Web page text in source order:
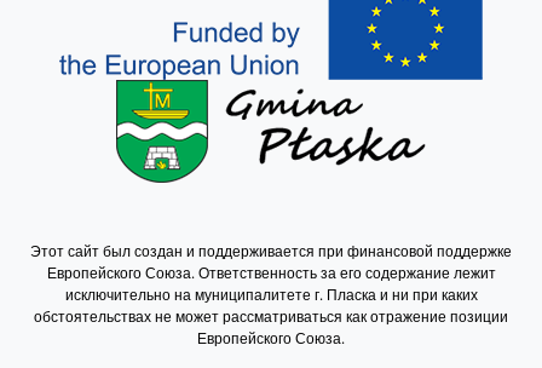
Этот сайт был создан и поддерживается при финансовой поддержке
Европейского Союза. Ответственность за его содержание лежит
исключительно на муниципалитете г. Пласка и ни при каких
обстоятельствах не может рассматриваться как отражение позиции
Европейского Союза.